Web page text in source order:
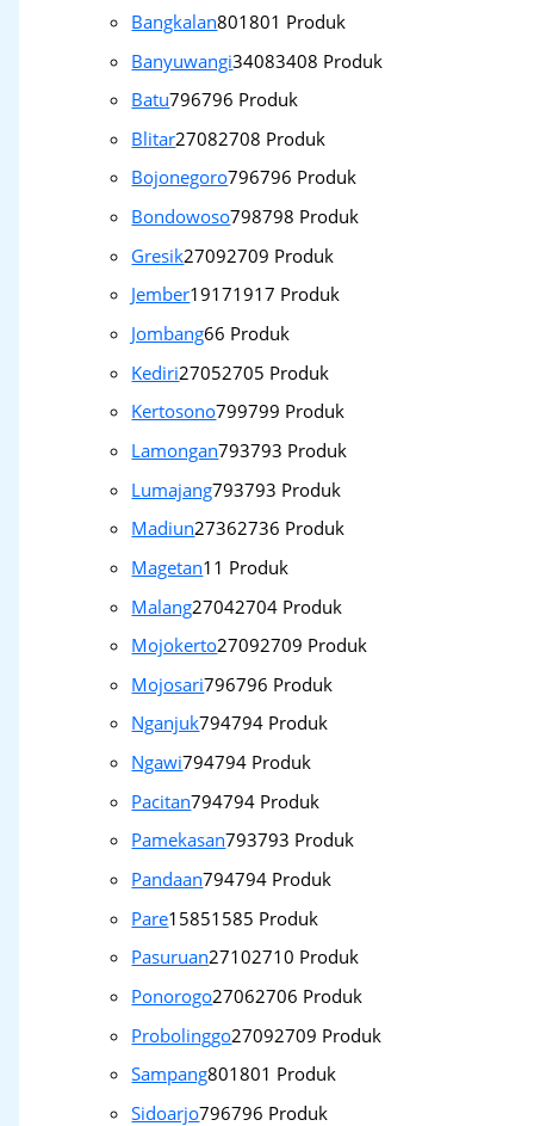
Bangkalan801801 Produk
Banyuwangi34083408 Produk
Batu796796 Produk
Blitar27082708 Produk
Bojonegoro796796 Produk
Bondowoso798798 Produk
Gresik27092709 Produk
Jember19171917 Produk
Jombang66 Produk
Kediri27052705 Produk
Kertosono799799 Produk
Lamongan793793 Produk
Lumajang793793 Produk
Madiun27362736 Produk
Magetan1 1 Produk
Malang27042704 Produk
Mojokerto27092709 Produk
Mojosari796796 Produk
Nganjuk794794 Produk
Ngawi794794 Produk
Pacitan794794 Produk
Pamekasan793793 Produk
Pandaan794794 Produk
Pare15851585 Produk
Pasuruan27102710 Produk
Ponorogo27062706 Produk
Probolinggo27092709 Produk
Sampang801801 Produk
Sidoarjo796796 Produk